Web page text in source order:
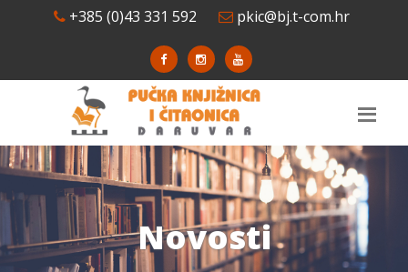
+385 (0)43 331 592 pkic@bj.t-com.hr
Novosti